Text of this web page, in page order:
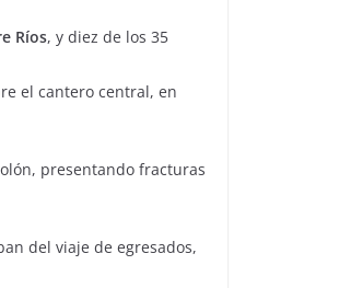
Ríos, y diez de los 35
el cantero central, en
presentando fracturas
del viaje de egresados,